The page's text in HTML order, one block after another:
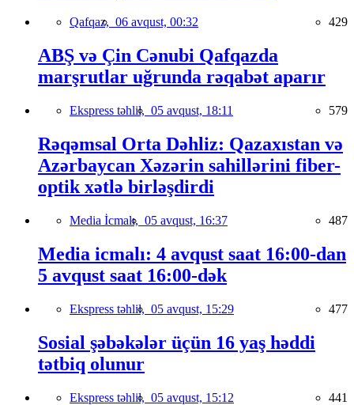
Qafqaz, 06 avqust, 00:32 429
ABŞ və Çin Cənubi Qafqazda
marşrutlar uğrunda rəqabət aparır
Ekspress təhlil, 05 avqust, 18:11 579
Rəqəmsal Orta Dəhliz: Qazaxıstan və
Azərbaycan Xəzərin sahillərini fiber-
optik xətlə birləşdirdi
Media İcmalı, 05 avqust, 16:37 487
Media icmalı: 4 avqust saat 16:00-dan
5 avqust saat 16:00-dək
Ekspress təhlil, 05 avqust, 15:29 477
Sosial şəbəkələr üçün 16 yaş həddi
tətbiq olunur
Ekspress təhlil, 05 avqust, 15:12 441